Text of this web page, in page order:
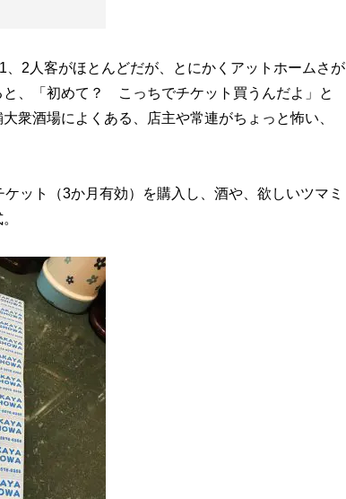
2人客がほとんどだが、とにかくアットホームさが
、「初めて？ こっちでチケット買うんだよ」と
衆酒場によくある、店主や常連がちょっと怖い、
ット（3か月有効）を購入し、酒や、欲しいツマミ